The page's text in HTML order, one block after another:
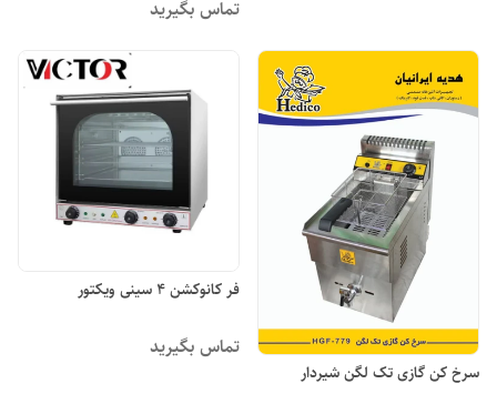
تماس بگیرید
سرخ کن گازی تک لگن شیردار
فر کانوکشن ۴ سینی ویکتور
تماس بگیرید